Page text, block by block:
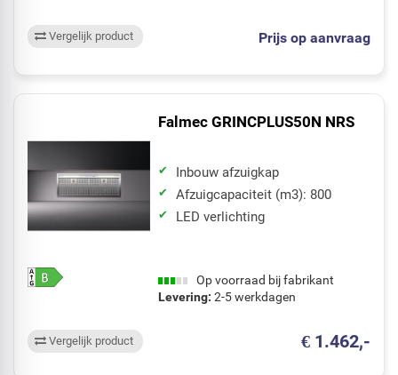
Prijs op aanvraag
Vergelijk product
Falmec GRINCPLUS50N NRS
Inbouw afzuigkap
Afzuigcapaciteit (m3): 800
LED verlichting
Op voorraad bij fabrikant
Levering: 2-5 werkdagen
€ 1.462,-
Vergelijk product